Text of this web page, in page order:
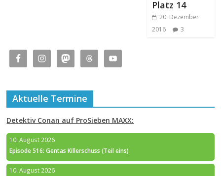
Platz 14
20. Dezember
2016
3
Aktuelle Termine
Detektiv Conan auf ProSieben MAXX:
10. August 2026
Episode 516: Gentas Killerschuss (Teil eins)
10. August 2026